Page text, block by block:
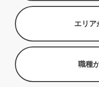
エリア
職種